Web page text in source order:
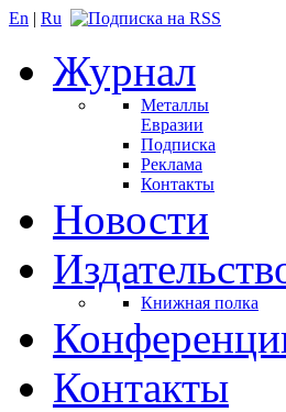
En | Ru
Журнал
Металлы
Евразии
Подписка
Реклама
Контакты
Новости
Книжная полка
Контакты